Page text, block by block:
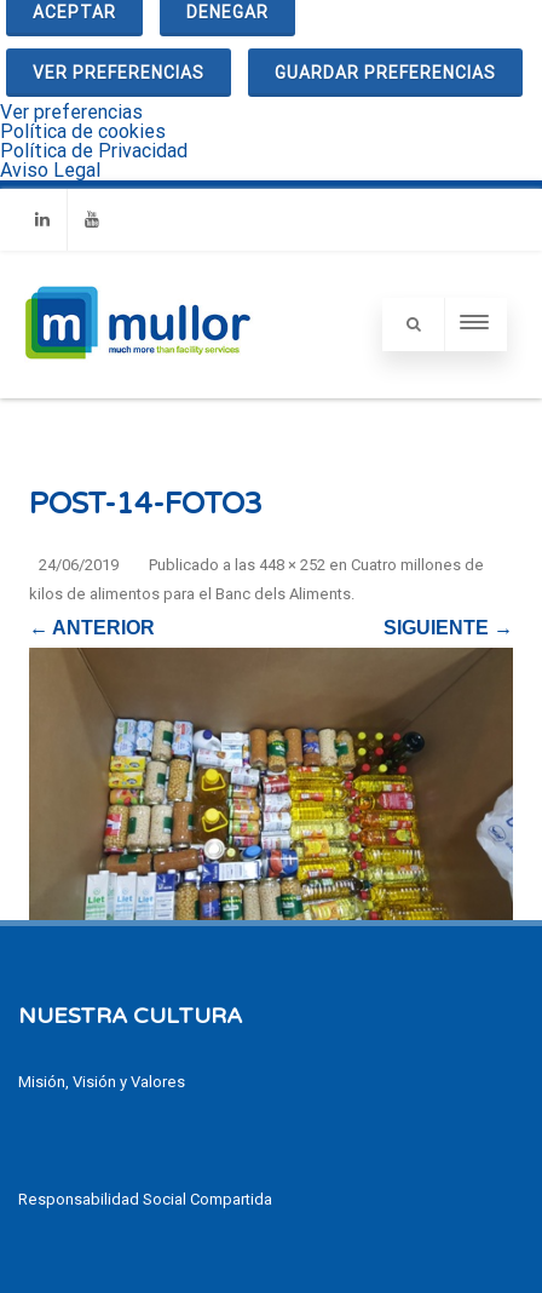
ACEPTAR DENEGAR
VER PREFERENCIAS GUARDAR PREFERENCIAS
Ver preferencias
Política de cookies
Política de Privacidad
Aviso Legal
LinkedinYoutube
POST-14-FOTO3
Publicado
24/06/2019 a las 448 × 252 en Cuatro millones de
kilos de alimentos para el Banc dels Aliments
← ANTERIOR SIGUIENTE →
NUESTRA CULTURA
Misión, Visión y Valores
Responsabilidad Social Compartida